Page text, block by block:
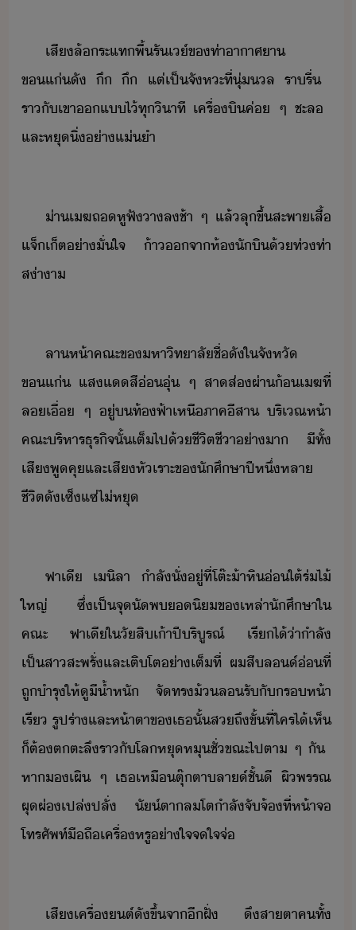
​เสี​ล้​ระแท​พื้​รัเ์​ข​ท่าาาศา​
ขแ่​ั​ ​ึ​ ​ึ​ ​แต่​เป็จัหะ​ที่​ุ่ล​ ​รารื่​ ​
ราั​เขา​แ​ไ้​ทุ​ิาที​ ​เครื่ิ​ค่​ ​ๆ​ ​ชะล​ ​
และ​หุิ่​่าแ่ำ
​่า​เฆ​ถ​หูฟั​า​ล​ช้า​ ​ๆ​ ​แล้​ลุขึ้​สะพา​เสื้​
แจ​็​เ็ต​่าั่ใจ​ ​้า​จา​ห้​ัิ​้​ท่ท่า​
ส่าา
​ลา​ห้า​คณะ​ข​หาิทาลั​ชื่ั​ใ​จัหั​
ขแ่​ ​แสแ​สี่​ุ่​ ​ๆ​ ​สาส่​ผ่า​้​เฆ​ที่​
ล​เื่​ ​ๆ​ ​ู่​​ท้ฟ้า​เหื​ภาคีสา​ ​ริเณ​ห้า​
คณะริหาร​ธุริจ​ั้​เต็ไป้​ชีิตชีา​่าา​ ​ีทั​้​
เสีพู​คุ​และ​เสีหัเราะ​ข​ัศึษา​ปี​หึ่​หลา​
ชีิต​ั​เซ็แซ่​ไ่​หุ
​ฟา​เี​ ​เิ​ลา​ ​ำลั​ั่​ู่​ที่​โต๊ะ​้า​หิ่​ใต้​ร่ไ้​
ใหญ่​ ​ซึ่​เป็​จุัพ​ิ​ข​เหล่า​ัศึษา​ใ​
คณะ​ ​ฟา​เี​ใ​ั​สิ​เ้า​ปี​ริูรณ์​ ​เรี​ไ้​่า​ำลั​
เป็สา​สะพรั่​และ​เติโต​่าเต็ที่​ ​ผ​สี​ล์​่​ที่​
ถู​ำรุ​ให้​ู​ี​้ำ​หั​ ​จั​ทร​้​ล​รั​ั​รห้า​
เรี​ ​รูปร่า​และ​ห้าตา​ข​เธ​ั้​ส​ถึขั้​ที่​ใคร​ไ้​เห็​
็​ต้​ตตะลึ​ราั​โล​หุ​หุ​ชั่ขณะ​ไป​ตา​ ​ๆ​ ​ั​ ​
หา​​เผิ​ ​ๆ​ ​เธ​เหื​ตุ๊ตา​ลา​​์​ชั้ี​ ​ผิพรรณ​
ผุผ่​เปล่ปลั่​ ​ั์ตา​ล​โตำ​ลั​จัจ้​ที่​ห้าจ​
โทรศัพท์ืถื​เครื่​หรู​่าใจจใจจ่
​เสี​เครื่ต์​ั​ขึ้​จา​ี​ฝั่​ ​ึ​สาตา​ค​ทั้​